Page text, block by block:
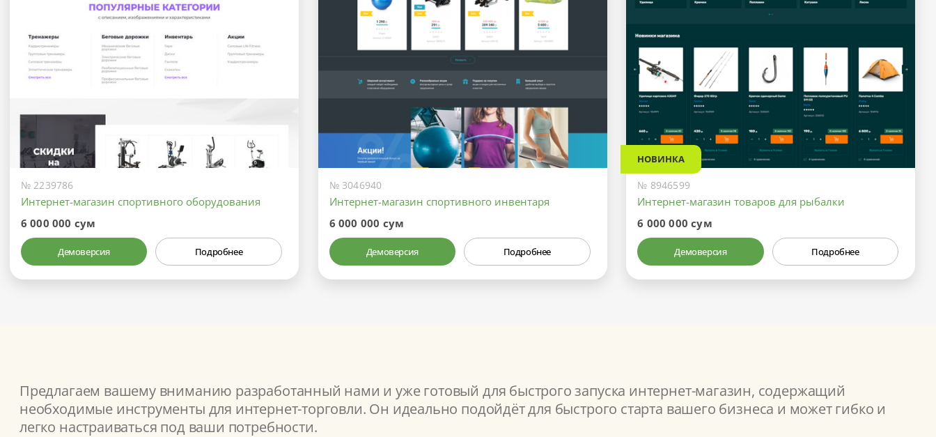
№ 2239786
Интернет-магазин спортивного оборудования
6 000 000 сум
Демоверсия Подробнее
№ 3046940
Интернет-магазин спортивного инвентаря
6 000 000 сум
Демоверсия Подробнее
НОВИНКА
№ 8946599
Интернет-магазин товаров для рыбалки
6 000 000 сум
Демоверсия Подробнее
Предлагаем вашему вниманию разработанный нами и уже готовый для быстрого запуска интернет-магазин, содержащий
необходимые инструменты для интернет-торговли. Он идеально подойдёт для быстрого старта вашего бизнеса и может гибко и
легко настраиваться под ваши потребности.